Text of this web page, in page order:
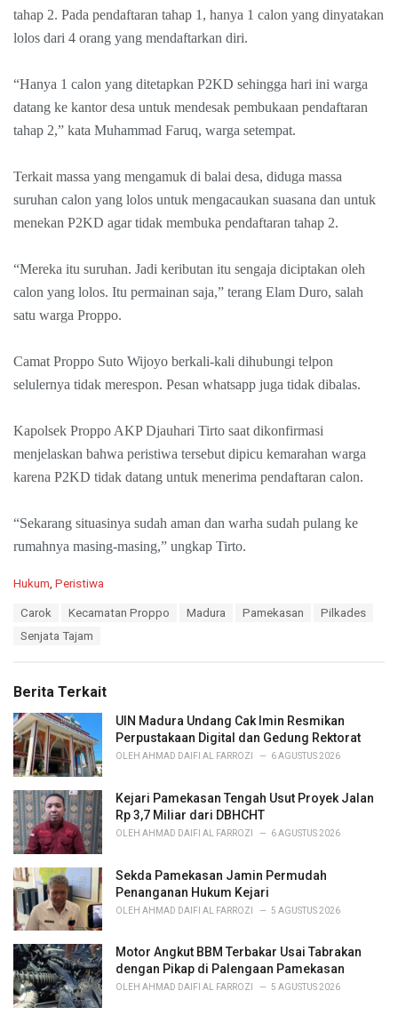
tahap 2. Pada pendaftaran tahap 1, hanya 1 calon yang dinyatakan
lolos dari 4 orang yang mendaftarkan diri.
“Hanya 1 calon yang ditetapkan P2KD sehingga hari ini warga
datang ke kantor desa untuk mendesak pembukaan pendaftaran
tahap 2,” kata Muhammad Faruq, warga setempat.
Terkait massa yang mengamuk di balai desa, diduga massa
suruhan calon yang lolos untuk mengacaukan suasana dan untuk
menekan P2KD agar tidak membuka pendaftaran tahap 2.
“Mereka itu suruhan. Jadi keributan itu sengaja diciptakan oleh
calon yang lolos. Itu permainan saja,” terang Elam Duro, salah
satu warga Proppo.
Camat Proppo Suto Wijoyo berkali-kali dihubungi telpon
selulernya tidak merespon. Pesan whatsapp juga tidak dibalas.
Kapolsek Proppo AKP Djauhari Tirto saat dikonfirmasi
menjelaskan bahwa peristiwa tersebut dipicu kemarahan warga
karena P2KD tidak datang untuk menerima pendaftaran calon.
“Sekarang situasinya sudah aman dan warha sudah pulang ke
rumahnya masing-masing,” ungkap Tirto.
C
i
e
s
:
Hukum Peristiwa
Carok Kecamatan Proppo Madura Pamekasan
Pilkades
Senjata Tajam
Berita Terkait
UIN Madura Undang Cak Imin Resmikan
Perpustakaan Digital dan Gedung Rektorat
OLEH AHMAD DAIFI AL FARROZI 6 AGUSTUS 2026
Kejari Pamekasan Tengah Usut Proyek Jalan
Rp 3,7 Miliar dari DBHCHT
OLEH AHMAD DAIFI AL FARROZI 6 AGUSTUS 2026
Sekda Pamekasan Jamin Permudah
Penanganan Hukum Kejari
OLEH AHMAD DAIFI AL FARROZI 5 AGUSTUS 2026
Motor Angkut BBM Terbakar Usai Tabrakan
dengan Pikap di Palengaan Pamekasan
OLEH AHMAD DAIFI AL FARROZI 5 AGUSTUS 2026